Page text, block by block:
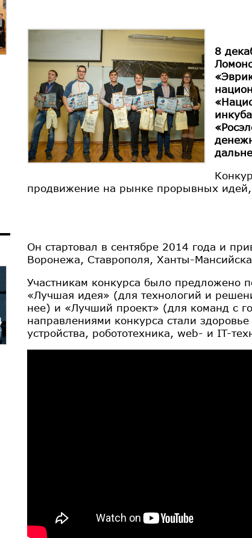
8
продвижение на рынке прорывных идей,
Он стартовал в сентябре 2014 года и
Воронежа, Ставрополя, Ханты-
Участникам конкурса было предложено
«Лучшая идея» (для технологий и
нее) и «Лучший проект» (для команд с
направлениями конкурса стали
устройства, робототехника, web- и IT-